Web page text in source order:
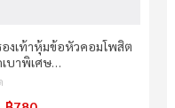
งเท้าหุ้มข้อหัวคอมโพสิต
บาพิเศษ…